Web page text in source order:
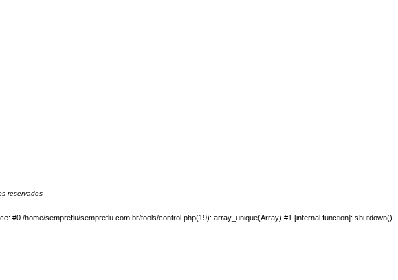
reservados
#0 /home/sempreflu/sempreflu.com.br/tools/control.php(19): array_unique(Array) #1 [internal function]: shutdown()